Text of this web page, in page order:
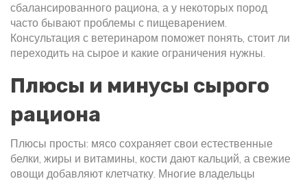
сбалансированного рациона, а у некоторых пород
часто бывают проблемы с пищеварением.
Консультация с ветеринаром поможет понять, стоит ли
переходить на сырое и какие ограничения нужны.
Плюсы и минусы сырого
рациона
Плюсы просты: мясо сохраняет свои естественные
белки, жиры и витамины, кости дают кальций, а свежие
овощи добавляют клетчатку. Многие владельцы